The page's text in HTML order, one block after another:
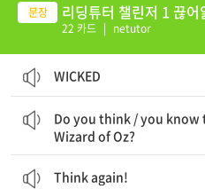
리딩튜터 챌린저 1 끊
22 카드 | netutor
WICKED
Do you think / you
Wizard of Oz?
Think again!